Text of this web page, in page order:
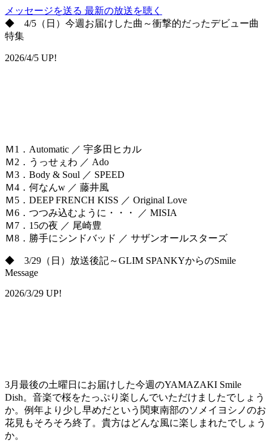
メッセージを送る 最新の放送を聴く
◆ 4/5（日）今週お届けした曲～衝撃的だったデビュー曲
特集
2026/4/5 UP!
Ｍ1．Automatic ／ 宇多田ヒカル
Ｍ2．うっせぇわ ／ Ado
Ｍ3．Body & Soul ／ SPEED
Ｍ4．何なんw ／ 藤井風
Ｍ5．DEEP FRENCH KISS ／ Original Love
Ｍ6．つつみ込むように・・・ ／ MISIA
Ｍ7．15の夜 ／ 尾崎豊
Ｍ8．勝手にシンドバッド ／ サザンオールスターズ
◆ 3/29（日）放送後記～GLIM SPANKYからのSmile
Message
2026/3/29 UP!
3月最後の土曜日にお届けした今週のYAMAZAKI Smile
Dish。音楽で桜をたっぷり楽しんでいただけましたでしょう
か。例年より少し早めだという関東南部のソメイヨシノのお
花見もそろそろ終了。貴方はどんな風に楽しまれたでしょう
か。